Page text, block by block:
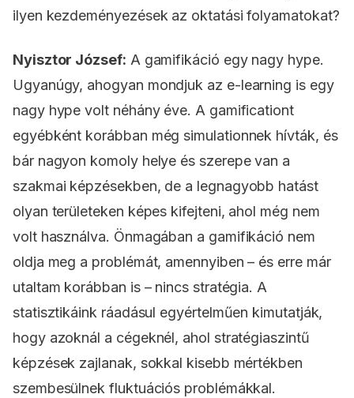
ilyen kezdeményezések az oktatási folyamatokat?
Nyisztor József: A gamifikáció egy nagy hype.
Ugyanúgy, ahogyan mondjuk az e-learning is egy
nagy hype volt néhány éve. A gamificationt
egyébként korábban még simulationnek hívták, és
bár nagyon komoly helye és szerepe van a
szakmai képzésekben, de a legnagyobb hatást
olyan területeken képes kifejteni, ahol még nem
volt használva. Önmagában a gamifikáció nem
oldja meg a problémát, amennyiben – és erre már
utaltam korábban is – nincs stratégia. A
statisztikáink ráadásul egyértelműen kimutatják,
hogy azoknál a cégeknél, ahol stratégiaszintű
képzések zajlanak, sokkal kisebb mértékben
szembesülnek fluktuációs problémákkal.